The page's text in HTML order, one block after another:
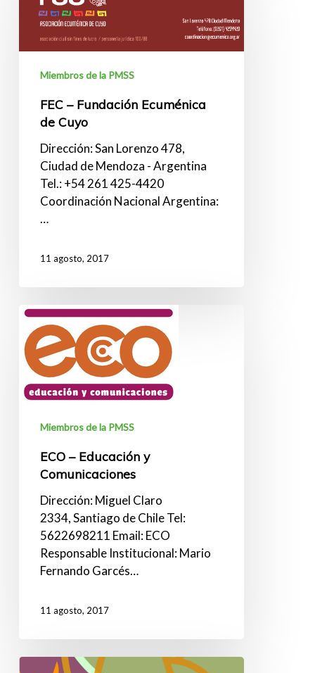
Fundación
Ecuménica
de
CuyoMiembros de la PMSS
FEC – Fundación Ecuménica
de Cuyo
Dirección: San Lorenzo 478,
Ciudad de Mendoza - Argentina
Tel.: +54 261 425-4420
Coordinación Nacional Argentina:
…
11 agosto, 2017
ECO
Educación
Comunicaciones
Miembros de la PMSS
ECO – Educación y
Comunicaciones
Dirección: Miguel Claro
2334, Santiago de Chile Tel:
5622698211 Email: ECO
Responsable Institucional: Mario
Fernando Garcés…
11 agosto, 2017
INCUPO